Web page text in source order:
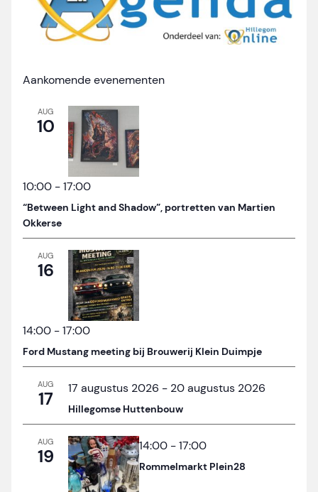
Aankomende evenementen
AUG
10
10:00 -17:00
“Between Light and Shadow”, portretten van Martien
Okkerse
AUG
16
14:00 -17:00
Ford Mustang meeting bij Brouwerij Klein Duimpje
AUG
17 17 augustus 2026 - 20 augustus 2026
Hillegomse Huttenbouw
AUG
19 14:00 -17:00
Rommelmarkt Plein28